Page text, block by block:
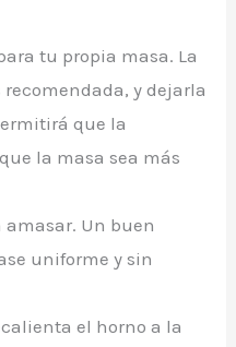
tu propia masa. La
y dejarla
que la
la masa sea más
amasar. Un buen
uniforme y sin
el horno a la